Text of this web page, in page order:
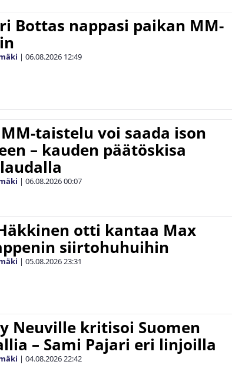
Bottas nappasi paikan MM-
| 06.08.2026 12:49
taistelu voi saada ison
– kauden päätöskisa
| 06.08.202600:07
otti kantaa Max
siirtohuhuihin
| 05.08.202623:31
Neuville kritisoi Suomen
– Sami Pajari eri linjoilla
| 04.08.202622:42